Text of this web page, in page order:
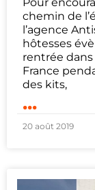
chemin de
l’agence
hôtesses
rentrée
France
des kits,
...
20 août 2019